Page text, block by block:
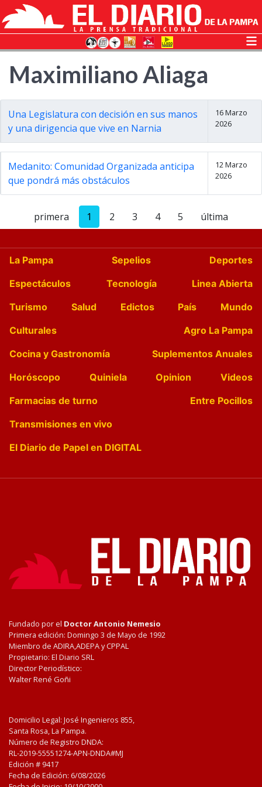
Maximiliano Aliaga
Una Legislatura con decisión en sus manos
y una dirigencia que vive en Narnia
16 Marzo
2026
Medanito: Comunidad Organizada anticipa
que pondrá más obstáculos
12 Marzo
2026
primera 1 2 3 4 5 última
La Pampa Sepelios
Deportes
Espectáculos
Tecnología
Linea Abierta
Turismo
Salud Edictos País
Mundo
Culturales
Agro La Pampa
Cocina y Gastronomía
Suplementos Anuales
Horóscopo
Quiniela Opinion
Videos
Farmacias de turno
Entre Pocillos
Transmisiones en vivo
El Diario de Papel en DIGITAL
Fundado por el Doctor Antonio Nemesio
Primera edición: Domingo 3 de Mayo de 1992
Miembro de ADIRA,ADEPA y CPPAL
Propietario: El Diario SRL
Director Periodístico:
Walter René Goñi
Domicilio Legal: José Ingenieros 855,
Santa Rosa, La Pampa.
Número de Registro DNDA:
RL-2019-55551274-APN-DNDA#MJ
Edición # 9417
Fecha de Edición: 6/08/2026